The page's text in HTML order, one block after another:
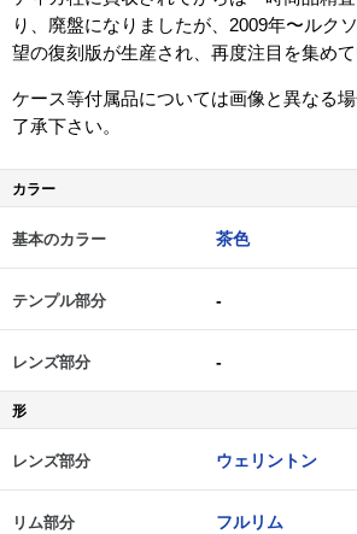
り、廃盤になりましたが、2009年〜ルク
望の復刻版が生産され、再度注目を集めて
ケース等付属品については画像と異なる
了承下さい。
カラー
基本のカラー 茶色
テンプル部分 -
レンズ部分 -
形
レンズ部分 ウェリントン
リム部分 フルリム